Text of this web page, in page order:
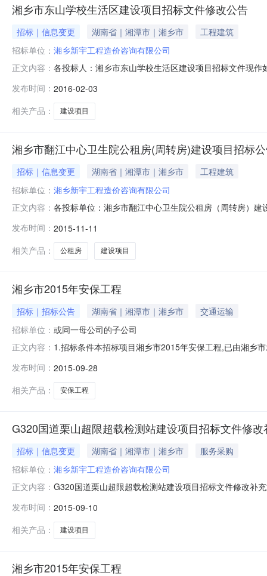
湘乡市东山学校生活区建设项目招标文件修改公告
招标｜信息变更 湖南省｜湘潭市｜湘乡市
工程建筑
招标单位： 湘乡新宇工程造价咨询有限公司
正文内容： 各投标人：湘乡市东山学校生活区建设项目招标文件现
确定为成本价，低于该成本价的为无效报价，按废标处
按废标处理。2、其他内容不
发布时间： 2016-02-03
相关产品：
建设项目
湘乡市翻江中心卫生院公租房(周转房)建设项目招标
招标｜信息变更 湖南省｜湘潭市｜湘乡市
工程建筑
招标单位： 湘乡新宇工程造价咨询有限公司
正文内容： 各投标单位：湘乡市翻江中心卫生院公租房（周转房）
件、图纸及工程量清单与书面招标文件、图纸及工程量
发布时间： 2015-11-11
相关产品：
公租房 建设项目
湘乡市2015年安保工程
招标｜招标公告 湖南省｜湘潭市｜湘乡市
交通运输
招标单位： 或同一母公司的子公司
正文内容： 1.招标条件本招标项目湘乡市2015年安保工程,已由湘乡
线、湘方线。2.3规模:项目全长22.484km,其中X007山
发布时间： 2015-09-28
相关产品：
安保工程
G320国道栗山超限超载检测站建设项目招标文件修
招标｜信息变更 湖南省｜湘潭市｜湘乡市
服务采购
招标单位： 湘乡新宇工程造价咨询有限公司
正文内容： G320国道栗山超限超载检测站建设项目招标文件修改补
此通知湘乡新宇工程造价咨询有限公司2015年9月10日
发布时间： 2015-09-10
相关产品：
建设项目
湘乡市2015年安保工程